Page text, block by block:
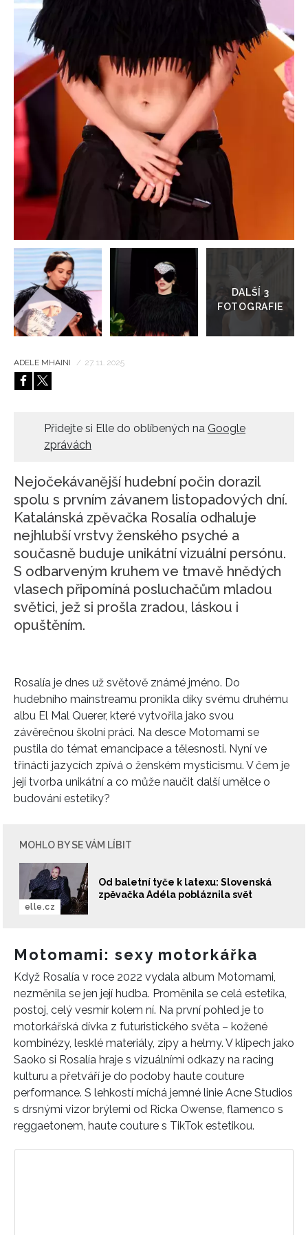
HOME
galerie
ADELE MHAINI / 27. 11. 2025
Přidejte si Elle do oblíbených na Google
zprávách
Nejočekávanější hudební počin dorazil
spolu s prvním závanem listopadových dní.
Katalánská zpěvačka Rosalía odhaluje
nejhlubší vrstvy ženského psyché a
současně buduje unikátní vizuální persónu.
S odbarveným kruhem ve tmavě hnědých
vlasech připomíná posluchačům mladou
světici, jež si prošla zradou, láskou i
opuštěním.
Rosalía je dnes už světově známé jméno. Do
hudebního mainstreamu pronikla díky svému druhému
albu El Mal Querer, které vytvořila jako svou
závěrečnou školní práci. Na desce Motomami se
pustila do témat emancipace a tělesnosti. Nyní ve
třinácti jazycích zpívá o ženském mysticismu. V čem je
její tvorba unikátní a co může naučit další umělce o
budování estetiky?
MOHLO BY SE VÁM LÍBIT
Od baletní tyče k latexu: Slovenská
zpěvačka Adéla pobláznila svět
elle.cz
Motomami: sexy motorkářka
Když Rosalía v roce 2022 vydala album Motomami,
nezměnila se jen její hudba. Proměnila se celá estetika,
postoj, celý vesmír kolem ní. Na první pohled je to
motorkářská dívka z futuristického světa – kožené
kombinézy, lesklé materiály, zipy a helmy. V klipech jako
Saoko si Rosalía hraje s vizuálními odkazy na racing
kulturu a přetváří je do podoby haute couture
performance. S lehkostí míchá jemné linie Acne Studios
s drsnými vizor brýlemi od Ricka Owen­se, flamenco s
reggaetonem, haute couture s TikTok estetikou.